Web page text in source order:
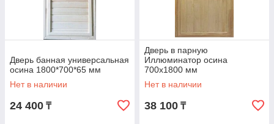
Дверь банная универсальная
осина 1800*700*65 мм
Нет в наличии
24 400 ₸
Дверь в парную
Иллюминатор осина
700х1800 мм
Нет в наличии
38 100 ₸